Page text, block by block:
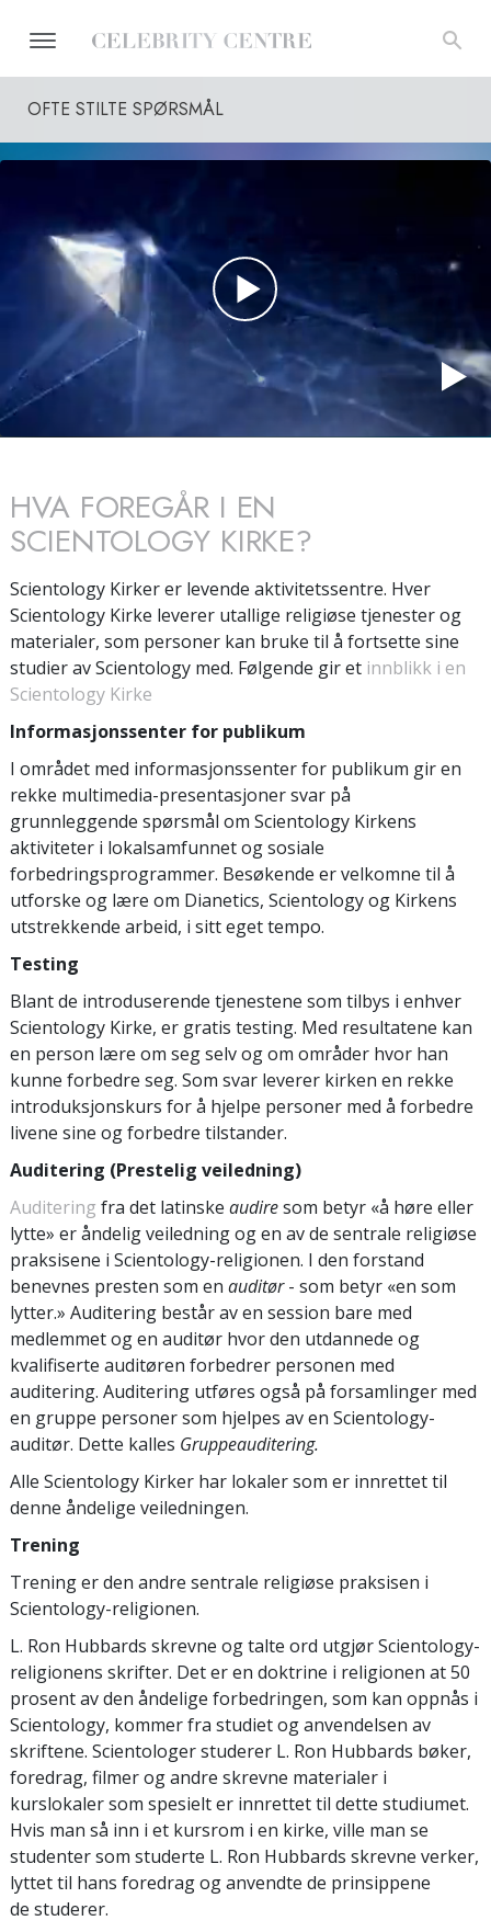
OFTE STILTE SPØRSMÅL
HVA FOREGÅR I EN
SCIENTOLOGY KIRKE?
Scientology Kirker er levende aktivitetssentre. Hver
Scientology Kirke leverer utallige religiøse tjenester og
materialer, som personer kan bruke til å fortsette sine
studier av Scientology med. Følgende gir et innblikk i en
Scientology Kirke
Informasjonssenter for publikum
I området med informasjonssenter for publikum gir en
rekke multimedia-presentasjoner svar på
grunnleggende spørsmål om Scientology Kirkens
aktiviteter i lokalsamfunnet og sosiale
forbedringsprogrammer. Besøkende er velkomne til å
utforske og lære om Dianetics, Scientology og Kirkens
utstrekkende arbeid, i sitt eget tempo.
Testing
Blant de introduserende tjenestene som tilbys i enhver
Scientology Kirke, er gratis testing. Med resultatene kan
en person lære om seg selv og om områder hvor han
kunne forbedre seg. Som svar leverer kirken en rekke
introduksjonskurs for å hjelpe personer med å forbedre
livene sine og forbedre tilstander.
Auditering (Prestelig veiledning)
Auditering fra det latinske audiresom betyr «å høre eller
lytte» er åndelig veiledning og en av de sentrale religiøse
praksisene i Scientology-religionen. I den forstand
benevnes presten som en auditør- som betyr «en som
lytter.» Auditering består av en session bare med
medlemmet og en auditør hvor den utdannede og
kvalifiserte auditøren forbedrer personen med
auditering. Auditering utføres også på forsamlinger med
en gruppe personer som hjelpes av en Scientology-
auditør. Dette kalles Gruppeauditering.
Alle Scientology Kirker har lokaler som er innrettet til
denne åndelige veiledningen.
Trening
Trening er den andre sentrale religiøse praksisen i
Scientology-religionen.
L. Ron Hubbards skrevne og talte ord utgjør Scientology-
religionens skrifter. Det er en doktrine i religionen at 50
prosent av den åndelige forbedringen, som kan oppnås i
Scientology, kommer fra studiet og anvendelsen av
skriftene. Scientologer studerer L. Ron Hubbards bøker,
foredrag, filmer og andre skrevne materialer i
kurslokaler som spesielt er innrettet til dette studiumet.
Hvis man så inn i et kursrom i en kirke, ville man se
studenter som studerte L. Ron Hubbards skrevne verker,
lyttet til hans foredrag og anvendte de prinsippene
de studerer.